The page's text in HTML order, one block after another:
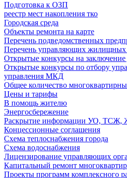
Подготовка к ОЗП
реестр мест накопления тко
Городская среда
Объекты ремонта на карте
Перечень подведомственных
Перечень управляющих жилищных
Открытые конкурсы на заключение
Открытые конкурсы по отбору
управления МКД
Общее количество
Цены и тарифы
В помощь жителю
Энергосбережение
Раскрытие информации УО,
Концессионные соглашения
Схема теплоснабжения города
Схема водоснабжения
Лицензирование управляющих
Капитальный ремонт
Проекты программ комплексного